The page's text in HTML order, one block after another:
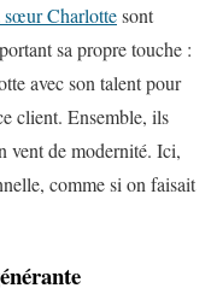
Charlottesont
sa propre touche :
avec son talent pour
client. Ensemble, ils
vent de modernité. Ici,
comme si on faisait